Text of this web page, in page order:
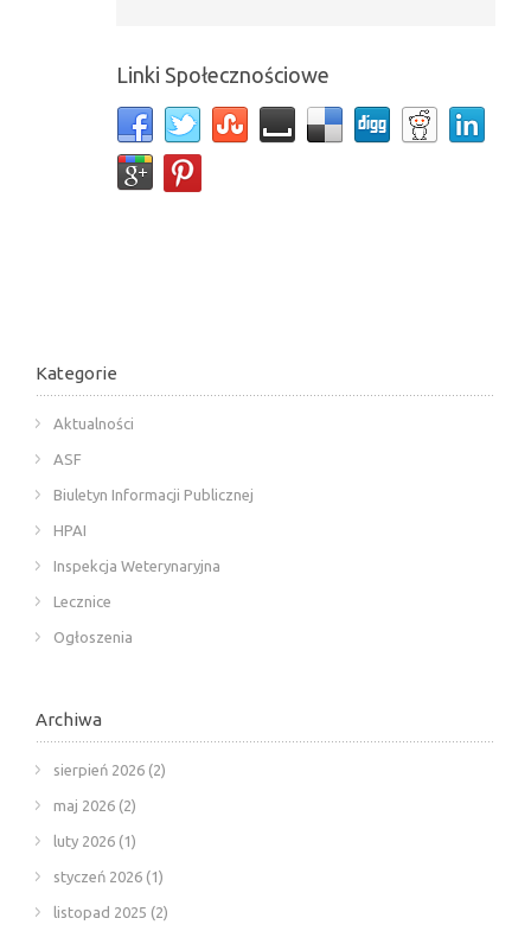
Linki Społecznościowe
Kategorie
Aktualności
ASF
Biuletyn Informacji Publicznej
HPAI
Inspekcja Weterynaryjna
Lecznice
Ogłoszenia
Archiwa
sierpień 2026 (2)
maj 2026 (2)
luty 2026 (1)
styczeń 2026 (1)
listopad 2025 (2)